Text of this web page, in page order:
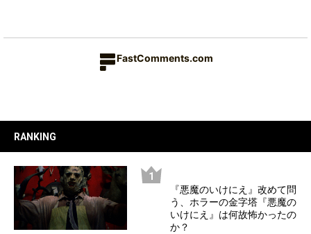
FastComments.com
RANKING
『悪魔のいけにえ』改めて問
う、ホラーの金字塔『悪魔の
いけにえ』は何故怖かったの
か？